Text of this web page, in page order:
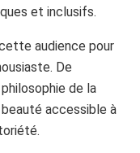
et inclusifs.
audience pour
De
de la
accessible à